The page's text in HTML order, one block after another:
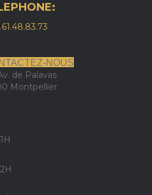
NOUS
de Palavas
Montpellier